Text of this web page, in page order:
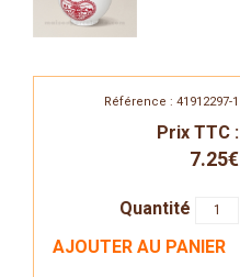
Référence : 41912297-1
Prix TTC :
7.25€
Quantité
AJOUTER AU PANIER